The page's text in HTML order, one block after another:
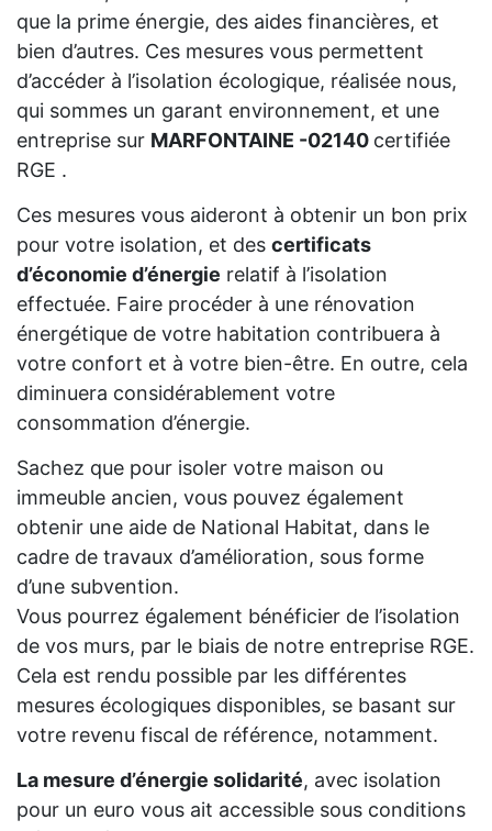
que la prime énergie, des aides financières, et
bien d’autres. Ces mesures vous permettent
d’accéder à l’isolation écologique, réalisée nous,
qui sommes un garant environnement, et une
entreprise sur MARFONTAINE -02140 certifiée
RGE .
Ces mesures vous aideront à obtenir un bon prix
pour votre isolation, et des certificats
d’économie d’énergie relatif à l’isolation
effectuée. Faire procéder à une rénovation
énergétique de votre habitation contribuera à
votre confort et à votre bien-être. En outre, cela
diminuera considérablement votre
consommation d’énergie.
Sachez que pour isoler votre maison ou
immeuble ancien, vous pouvez également
obtenir une aide de National Habitat, dans le
cadre de travaux d’amélioration, sous forme
d’une subvention.
Vous pourrez également bénéficier de l’isolation
de vos murs, par le biais de notre entreprise RGE.
Cela est rendu possible par les différentes
mesures écologiques disponibles, se basant sur
votre revenu fiscal de référence, notamment.
La mesure d’énergie solidarité, avec isolation
pour un euro vous ait accessible sous conditions